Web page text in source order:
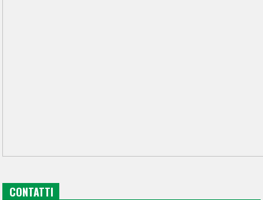
CONTATTI